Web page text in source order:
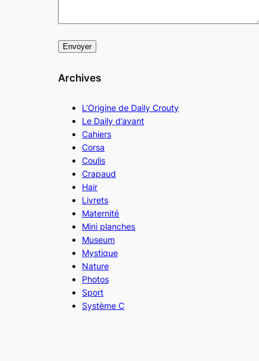
Archives
L’Origine de Daily Crouty
Le Daily d’avant
Cahiers
Corsa
Coulis
Crapaud
Hair
Livrets
Maternité
Mini planches
Museum
Mystique
Nature
Photos
Sport
Système C